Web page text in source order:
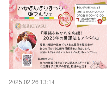
2025.02.26 13:14